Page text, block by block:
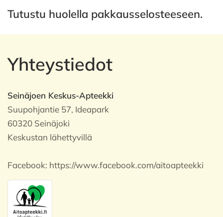
Tutustu huolella pakkausselosteeseen.
Yhteystiedot
Seinäjoen Keskus-Apteekki
Suupohjantie 57, Ideapark
60320 Seinäjoki
Keskustan lähettyvillä
Facebook: https://www.facebook.com/aitoapteekki